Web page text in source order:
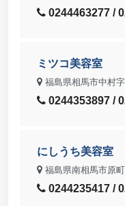
0244463277 /
ミツコ美容室
福島県相馬市中村
0244353897 /
にしうち美容室
福島県南相馬市原
0244235417 /